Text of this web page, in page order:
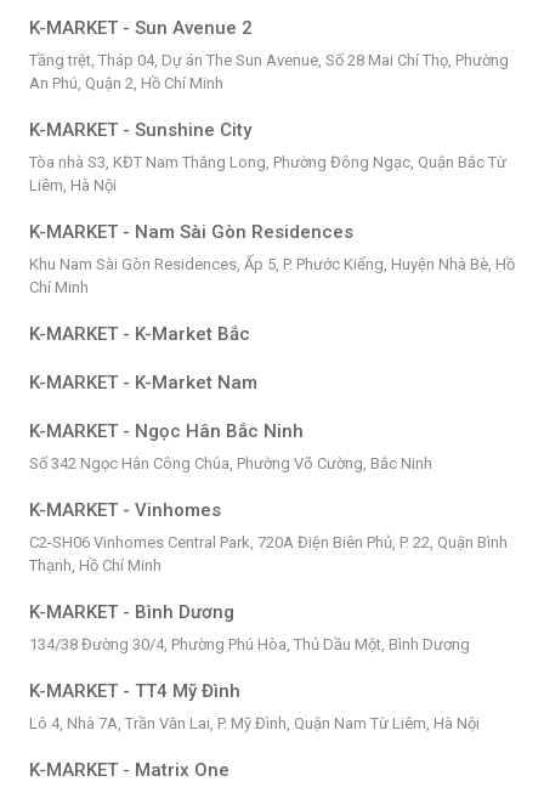
K-MARKET - Sun Avenue 2
Tầng trệt, Tháp 04, Dự án The Sun Avenue, Số 28 Mai Chí Thọ, Phường
An Phú, Quận 2, Hồ Chí Minh
K-MARKET - Sunshine City
Tòa nhà S3, KĐT Nam Thăng Long, Phường Đông Ngạc, Quận Bắc Từ
Liêm, Hà Nội
K-MARKET - Nam Sài Gòn Residences
Khu Nam Sài Gòn Residences, Ấp 5, P. Phước Kiểng, Huyện Nhà Bè, Hồ
Chí Minh
K-MARKET - K-Market Bắc
K-MARKET - K-Market Nam
K-MARKET - Ngọc Hân Bắc Ninh
Số 342 Ngọc Hân Công Chúa, Phường Võ Cường, Bắc Ninh
K-MARKET - Vinhomes
C2-SH06 Vinhomes Central Park, 720A Điện Biên Phủ, P. 22, Quận Bình
Thạnh, Hồ Chí Minh
K-MARKET - Bình Dương
134/38 Đường 30/4, Phường Phú Hòa, Thủ Dầu Một, Bình Dương
K-MARKET - TT4 Mỹ Đình
Lô 4, Nhà 7A, Trần Văn Lai, P. Mỹ Đình, Quận Nam Từ Liêm, Hà Nội
K-MARKET - Matrix One